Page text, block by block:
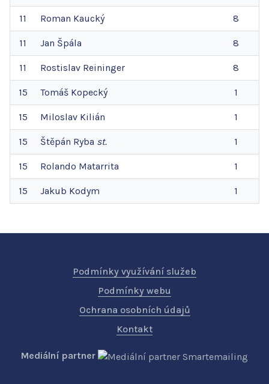
11 Roman Kaucký 8
11 Jan Špála 8
11 Rostislav Reininger 8
15 Tomáš Kopecký 1
15 Miloslav Kilián 1
15 Štěpán Ryba st. 1
15 Rolando Matarrita 1
15 Jakub Kodym 1
Podmínky využívání služeb
Podmínky webu
Ochrana osobních údajů
Kontakt
Mediální partner